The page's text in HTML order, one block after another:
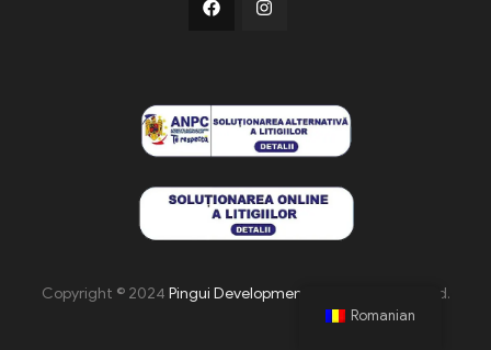
Copyright © 2024 Pingui Development . All Rights Reserved.
Romanian